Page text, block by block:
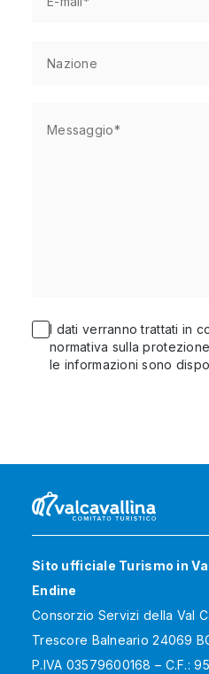
I dati verranno trattati in
normativa sulla
le informazioni sono
Sito ufficiale Turismo in
Endine
Consorzio Servizi della Val
Trescore Balneario 24069
P.IVA 03579600168 – C.F.: